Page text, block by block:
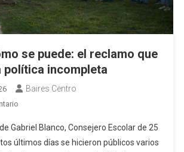
se puede: el reclamo que
política incompleta
Baires Centro
En
Cómo
Se
Gabriel Blanco, Consejero Escolar de 25
últimos días se hicieron públicos varios